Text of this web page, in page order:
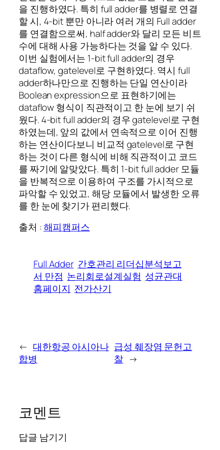
을 진행하였다. 특히 full adder를 병렬로 연결
할 시, 4-bit 뿐만 아니라 여러 개의 Full adder
를 연결함으로써, half adder와 달리 모든 비트
수에 대해 사용 가능하다는 것을 알 수 있다.
이번 실험에서는 1-bit full adder의 경우
dataflow, gatelevel로 구현하였다. 역시 full
adder하나만으로 진행하는 단일 연산이라
Boolean expression으로 표현하기에는
dataflow 형식이 직관적이고 한 눈에 보기 쉬
웠다. 4-bit full adder의 경우 gatelevel로 구현
하였는데, 앞의 값에서 연속적으로 이어 진행
하는 연산이다보니 비교적 gatelevel로 구현
하는 것이 다른 형식에 비해 직관적이고 코드
를 짜기에 알맞았다. 특히 1-bit full adder 모듈
을 반복적으로 이용하여 구조를 가시적으로
파악할 수 있었고, 해당 모듈에서 발생한 오류
를 한 눈에 찾기가 편리했다.
출처 :해피캠퍼스
Full Adder 간호관리 리더십분석보고
서 만점 논리회로설계실험 성균관대
홈페이지 전가산기
← 대한항공 아시아나
합병
급성 췌장염 문헌고
찰 →
코멘트
답글 남기기